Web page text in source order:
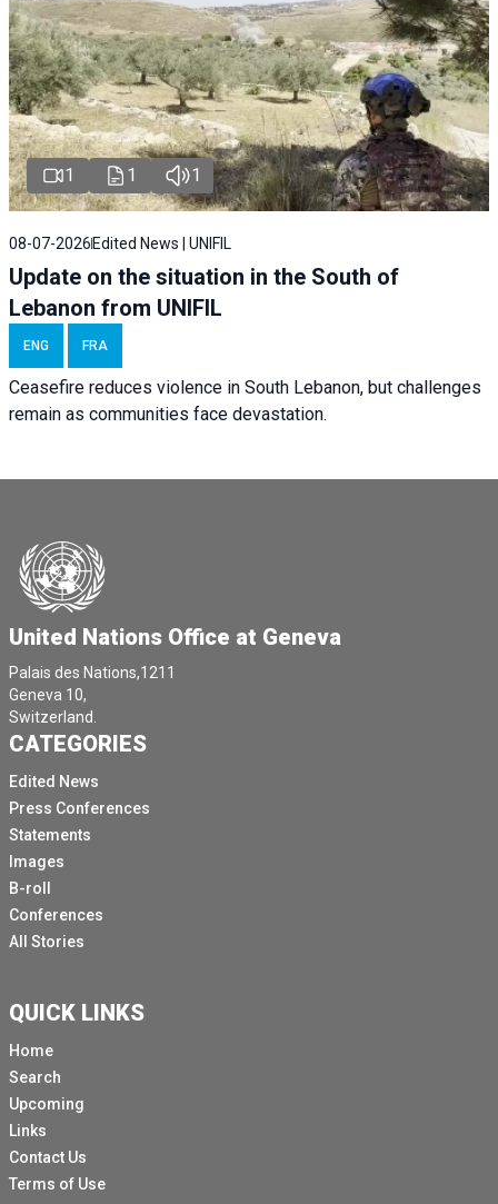
1 1 1
08-07-2026 Edited News | UNIFIL
Update on the situation in the South of
Lebanon from UNIFIL
ENG FRA
Ceasefire reduces violence in South Lebanon, but challenges
remain as communities face devastation.
United Nations Office at Geneva
Palais des Nations,1211
Geneva 10,
Switzerland.
CATEGORIES
Edited News
Press Conferences
Statements
Images
B-roll
Conferences
All Stories
QUICK LINKS
Home
Search
Upcoming
Links
Contact Us
Terms of Use